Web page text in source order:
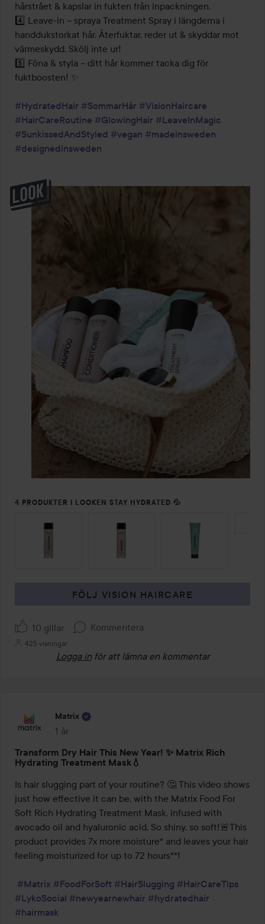
hårstrået & kapslar in fukten från inpackningen.
4️⃣ Leave-in – spraya Treatment Spray i längderna i
handdukstorkat hår. Återfuktar, reder ut & skyddar mot
värmeskydd. Skölj inte ur!
5️⃣ Föna & styla – ditt hår kommer tacka dig för
fuktboosten! ✨
#HydratedHair #SommarHår #VisionHaircare
#HairCareRoutine #GlowingHair #LeaveInMagic
#SunkissedAndStyled #vegan #madeinsweden
#designedinsweden
4 PRODUKTER I LOOKEN STAY HYDRATED 💦
HOPPA ÖVER SEKTIONEN
FÖLJ VISION HAIRCARE
10 gillar Kommentera
425 visningar
Logga in för att lämna en kommentar
Matrix
1 år
Inlägget skapades 1 år
Transform Dry Hair This New Year! ✨ Matrix Rich
Hydrating Treatment Mask💧
Is hair slugging part of your routine? 🤔 This video shows
just how effective it can be, with the Matrix Food For
Soft Rich Hydrating Treatment Mask, infused with
avocado oil and hyaluronic acid. So shiny, so soft!🚨This
product provides 7x more moisture* and leaves your hair
feeling moisturized for up to 72 hours**!
#Matrix #FoodForSoft #HairSlugging #HairCareTips
#LykoSocial #newyearnewhair #hydratedhair
#hairmask